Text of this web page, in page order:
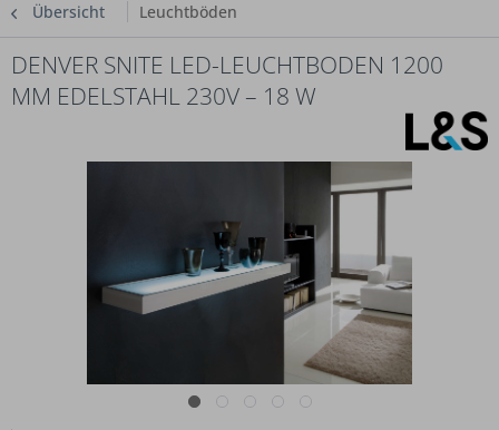
Übersicht Leuchtböden
DENVER SNITE LED-LEUCHTBODEN 1200
MM EDELSTAHL 230V – 18 W